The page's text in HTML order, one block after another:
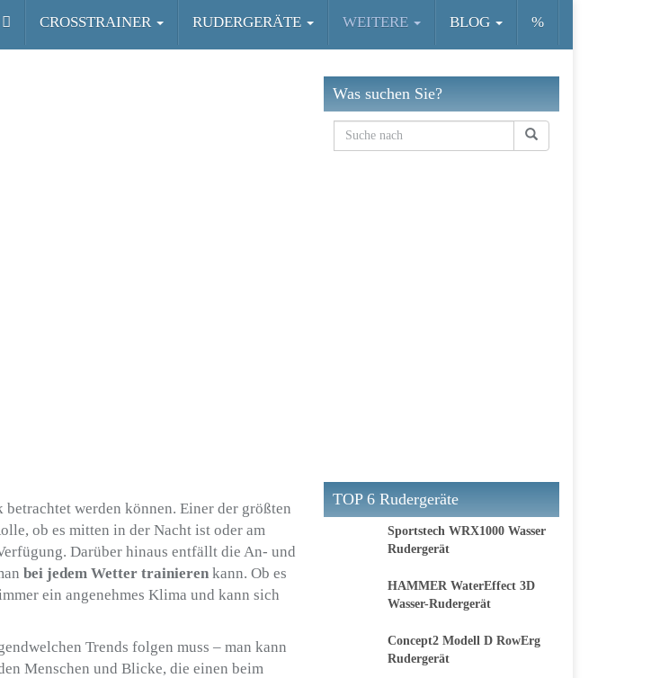
CROSSTRAINER RUDERGERÄTE WEITERE BLOG %
werden können. Einer der größten
ob es mitten in der Nacht ist oder am
Darüber hinaus entfällt die An- und
bei jedem Wetter trainieren kann. Ob es
ein angenehmes Klima und kann sich
Trends folgen muss – man kann
Menschen und Blicke, die einen beim
Was suchen Sie?
TOP 6 Rudergeräte
Sportstech WRX1000 Wasser
Rudergerät
HAMMER WaterEffect 3D
Wasser-Rudergerät
Concept2 Modell D RowErg
Rudergerät